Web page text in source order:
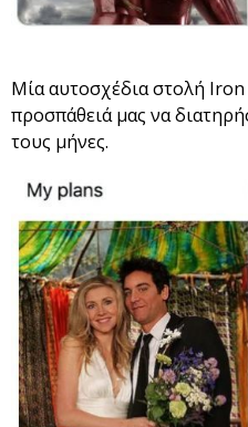
Μία αυτοσχέδια στολή Iron
προσπάθειά μας να
τους μήνες.